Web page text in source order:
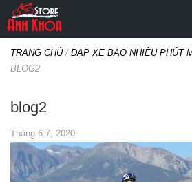
TRANG CHỦ/ ĐẠP XE BAO NHIÊU PHÚT
BLOG2
blog2
Tháng 6 7, 2020